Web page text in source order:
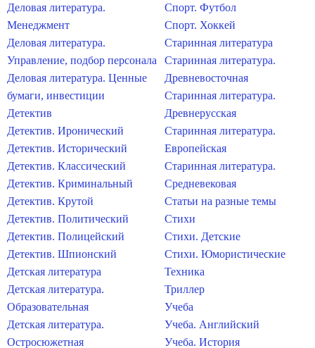
Деловая литература.
Менеджмент
Деловая литература.
Управление, подбор персонала
Деловая литература. Ценные
бумаги, инвестиции
Детектив
Детектив. Иронический
Детектив. Исторический
Детектив. Классический
Детектив. Криминальный
Детектив. Крутой
Детектив. Политический
Детектив. Полицейский
Детектив. Шпионский
Детская литература
Детская литература.
Образовательная
Детская литература.
Остросюжетная
Спорт. Футбол
Спорт. Хоккей
Старинная литература
Старинная литература.
Древневосточная
Старинная литература.
Древнерусская
Старинная литература.
Европейская
Старинная литература.
Средневековая
Статьи на разные темы
Стихи
Стихи. Детские
Стихи. Юмористические
Техника
Триллер
Учеба
Учеба. Английский
Учеба. История